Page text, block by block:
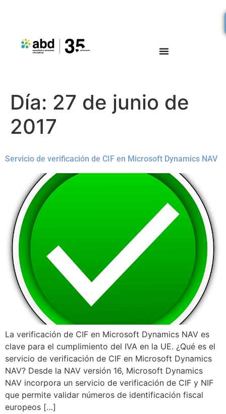
Día: 27 de junio de
2017
Servicio de verificación de CIF en Microsoft Dynamics NAV
La verificación de CIF en Microsoft Dynamics NAV es
clave para el cumplimiento del IVA en la UE. ¿Qué es el
servicio de verificación de CIF en Microsoft Dynamics
NAV? Desde la NAV versión 16, Microsoft Dynamics
NAV incorpora un servicio de verificación de CIF y NIF
que permite validar números de identificación fiscal
europeos […]